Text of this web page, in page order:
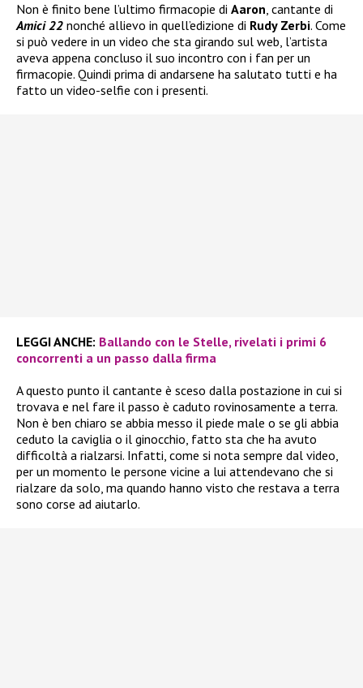
Non è finito bene l’ultimo firmacopie di Aaron, cantante di
Amici 22 nonché allievo in quell’edizione di Rudy Zerbi. Come
si può vedere in un video che sta girando sul web, l’artista
aveva appena concluso il suo incontro con i fan per un
firmacopie. Quindi prima di andarsene ha salutato tutti e ha
fatto un video-selfie con i presenti.
LEGGI ANCHE: Ballando con le Stelle, rivelati i primi 6
concorrenti a un passo dalla firma
A questo punto il cantante è sceso dalla postazione in cui si
trovava e nel fare il passo è caduto rovinosamente a terra.
Non è ben chiaro se abbia messo il piede male o se gli abbia
ceduto la caviglia o il ginocchio, fatto sta che ha avuto
difficoltà a rialzarsi. Infatti, come si nota sempre dal video,
per un momento le persone vicine a lui attendevano che si
rialzare da solo, ma quando hanno visto che restava a terra
sono corse ad aiutarlo.